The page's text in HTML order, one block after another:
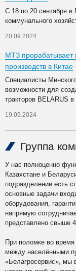
С 18 по 20 сентября
коммунального
20.09.2024
МТЗ прорабатывает
производств в Китае
Специалисты
возможности для
тракторов BELARUS
19.09.2024
Группа
У нас полноценно
Казахстане и
подразделении есть
основные задачи
оборудования,
напрямую
представлено свыше
При поломке во
между населёнными
«Белагросервис», мы